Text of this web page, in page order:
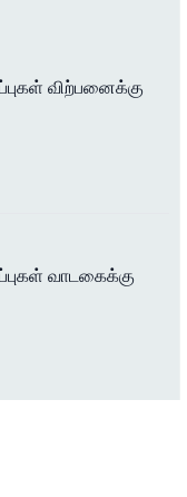
விற்பனைக்கு
வாடகைக்கு